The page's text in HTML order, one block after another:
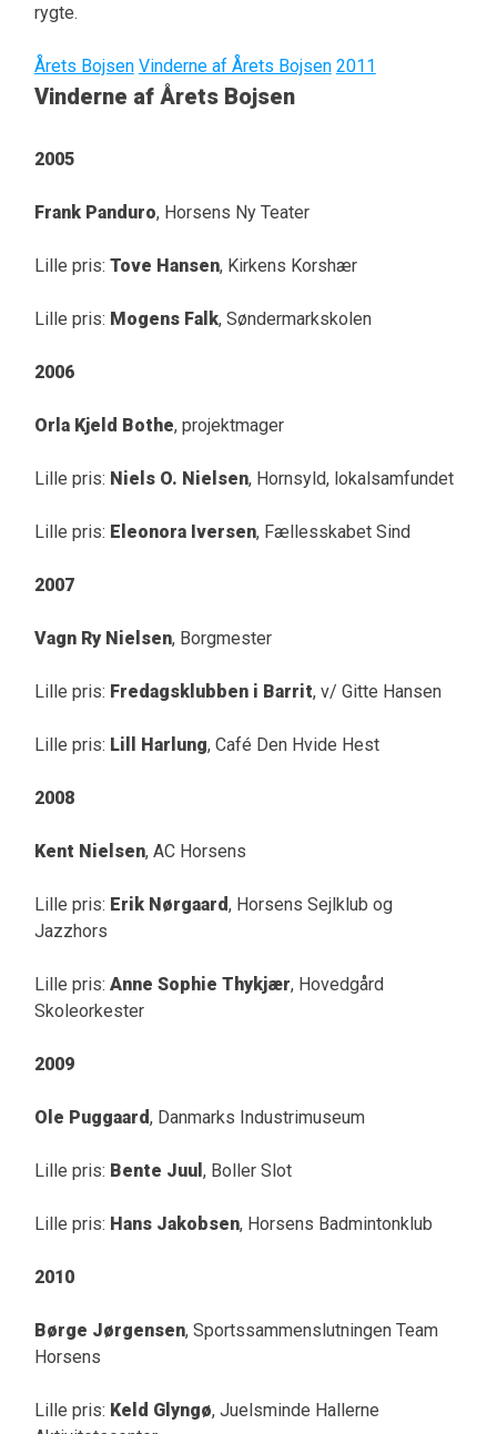
rygte.
Årets Bojsen Vinderne af Årets Bojsen 2011
Vinderne af Årets Bojsen
2005
Frank Panduro, Horsens Ny Teater
Lille pris: Tove Hansen, Kirkens Korshær
Lille pris: Mogens Falk, Søndermarkskolen
2006
Orla Kjeld Bothe, projektmager
Lille pris: Niels O. Nielsen, Hornsyld, lokalsamfundet
Lille pris: Eleonora Iversen, Fællesskabet Sind
2007
Vagn Ry Nielsen, Borgmester
Lille pris: Fredagsklubben i Barrit, v/ Gitte Hansen
Lille pris: Lill Harlung, Café Den Hvide Hest
2008
Kent Nielsen, AC Horsens
Lille pris: Erik Nørgaard, Horsens Sejlklub og
Jazzhors
Lille pris: Anne Sophie Thykjær, Hovedgård
Skoleorkester
2009
Ole Puggaard, Danmarks Industrimuseum
Lille pris: Bente Juul , Boller Slot
Lille pris: Hans Jakobsen, Horsens Badmintonklub
2010
Børge Jørgensen, Sportssammenslutningen Team
Horsens
Lille pris: Keld Glyngø, Juelsminde Hallerne